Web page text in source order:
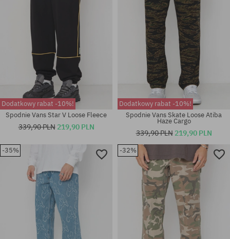
Dostępne rozmiary:
28; 29; 32
Dostępne rozmiary:
Dodatkowy rabat -10%!
Spodnie Vans Star V Loose Fleece
339,90 PLN 219,90 PLN
Dodatkowy rabat -10%!
Spodnie Vans Skate Loose Atiba
Haze Cargo
339,90 PLN 219,90 PLN
-35% -32%